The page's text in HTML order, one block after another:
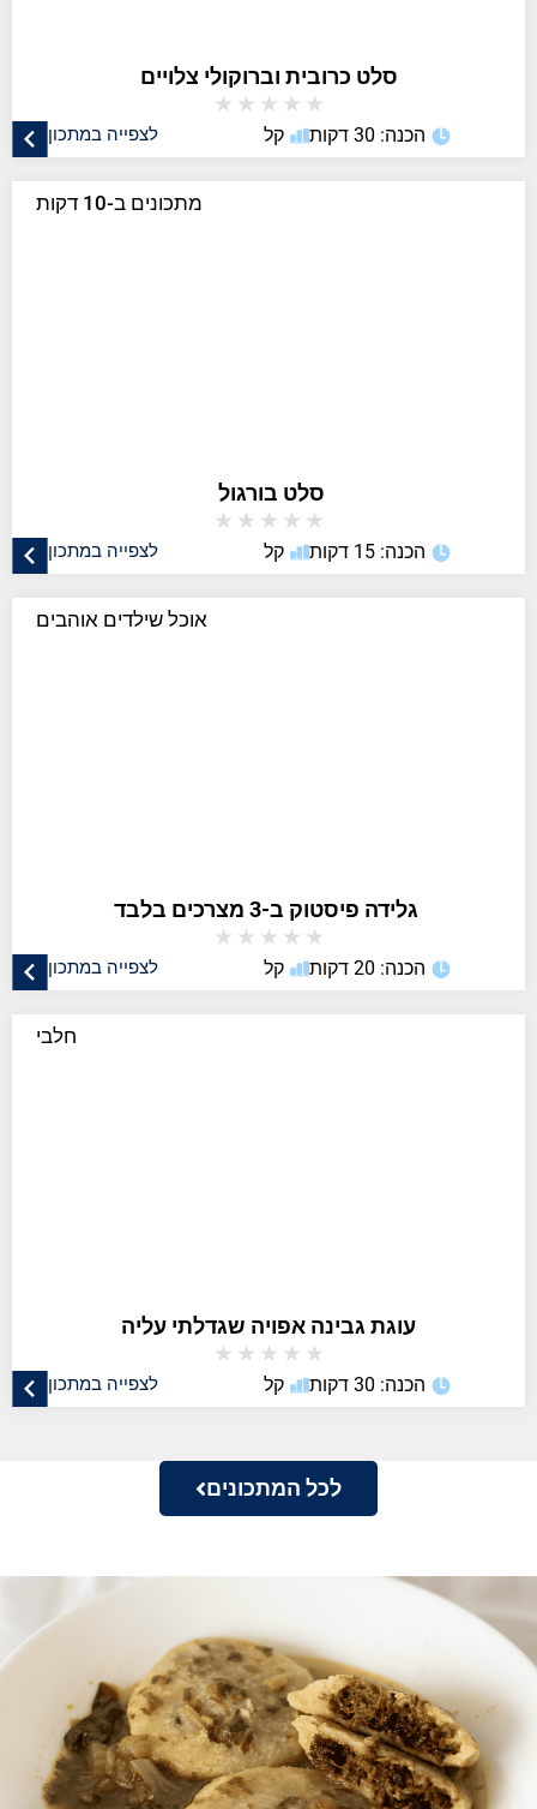
סלט כרובית וברוקולי צלויים
★
★
★
★
★
לצפייה במתכון הכנה: 30 דקות קל
מתכונים ב-10 דקות
סלט בורגול
★
★
★
★
★
לצפייה במתכון הכנה: 15 דקות קל
אוכל שילדים אוהבים
★
★
★
★
★
לצפייה במתכון הכנה: 20 דקות קל
חלבי
עוגת גבינה אפויה שגדלתי עליה
★
★
★
★
★
לצפייה במתכון הכנה: 30 דקות קל
לכל המתכונים